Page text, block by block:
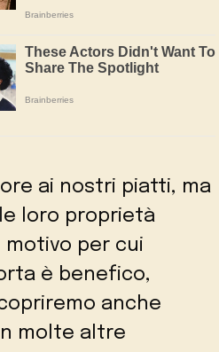
ai nostri piatti, ma
loro proprietà
per cui
è benefico,
anche
molte altre